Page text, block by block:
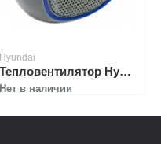
Hyundai
Тепловентилятор Hyundai H-FH3-15-U9203
Нет в наличии